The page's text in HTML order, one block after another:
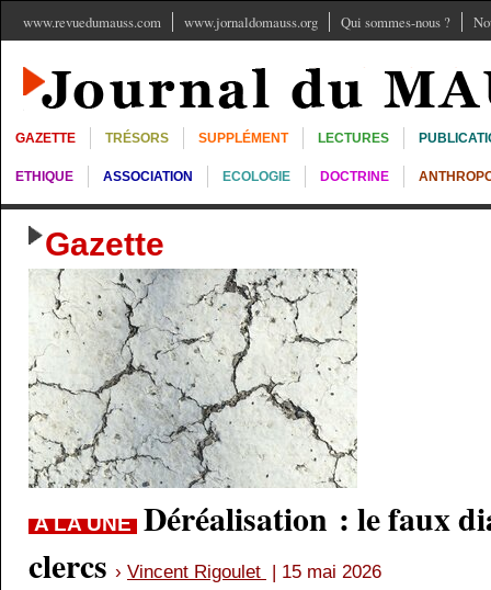
www.revuedumauss.com www.jornaldomauss.org Qui sommes-nous ?
GAZETTE TRÉSORS SUPPLÉMENT LECTURES
ETHIQUE ASSOCIATION ECOLOGIE DOCTRINE
Gazette
A LA UNE Déréalisation : le faux
clercs › Vincent Rigoulet | 15 mai 2026